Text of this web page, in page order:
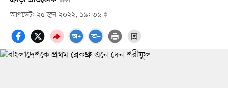
আপডেট: ২৫ জুন ২০২২, ১৯: ৩৯